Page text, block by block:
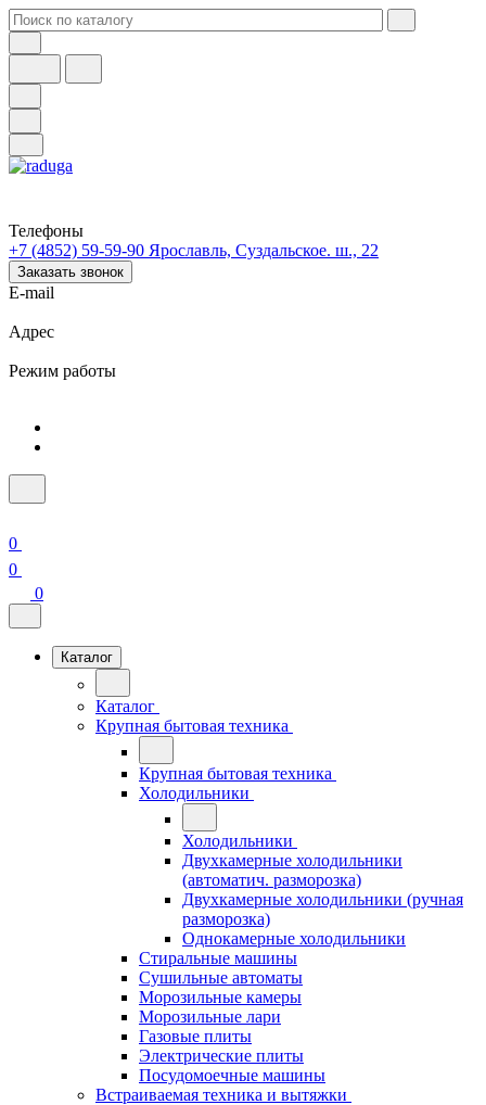
Телефоны
+7 (4852) 59-59-90 Ярославль, Суздальское. ш., 22
Заказать звонок
E-mail
Адрес
Режим работы
0
0
0
Каталог
Каталог
Крупная бытовая техника
Крупная бытовая техника
Холодильники
Холодильники
Двухкамерные холодильники
(автоматич. разморозка)
Двухкамерные холодильники (ручная
разморозка)
Однокамерные холодильники
Стиральные машины
Сушильные автоматы
Морозильные камеры
Морозильные лари
Газовые плиты
Электрические плиты
Посудомоечные машины
Встраиваемая техника и вытяжки